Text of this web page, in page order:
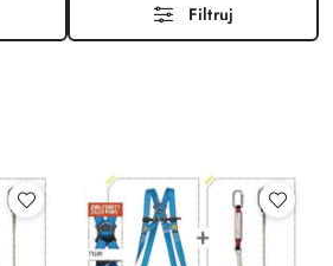
Filtruj